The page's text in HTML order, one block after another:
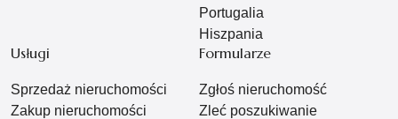
Portugalia
Hiszpania
Usługi
Sprzedaż nieruchomości
Zakup nieruchomości
Formularze
Zgłoś nieruchomość
Zleć poszukiwanie